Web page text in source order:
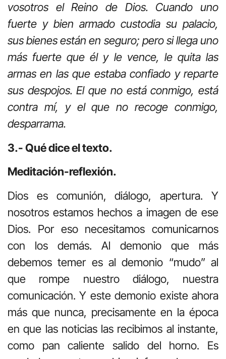
vosotros el Reino de Dios. Cuando uno
fuerte y bien armado custodia su palacio,
sus bienes están en seguro; pero si llega uno
más fuerte que él y le vence, le quita las
armas en las que estaba confiado y reparte
sus despojos. El que no está conmigo, está
contra mí, y el que no recoge conmigo,
desparrama.
3.- Qué dice el texto.
Meditación-reflexión.
Dios es comunión, diálogo, apertura. Y
nosotros estamos hechos a imagen de ese
Dios. Por eso necesitamos comunicarnos
con los demás. Al demonio que más
debemos temer es al demonio “mudo” al
que rompe nuestro diálogo, nuestra
comunicación. Y este demonio existe ahora
más que nunca, precisamente en la época
en que las noticias las recibimos al instante,
como pan caliente salido del horno. Es